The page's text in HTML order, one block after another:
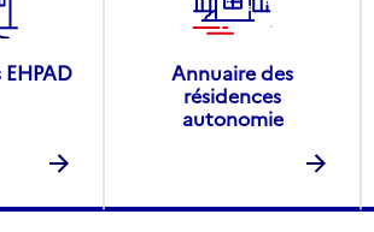
Annuaire des
résidences
autonomie